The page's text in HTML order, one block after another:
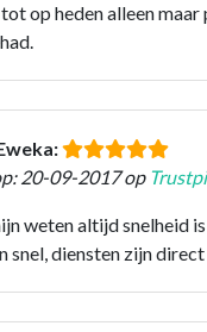
op heden alleen
20-09-2017 op
weten altijd snelheid
snel, diensten zijn